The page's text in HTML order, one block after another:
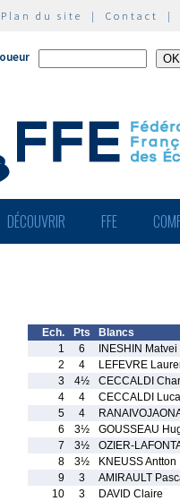
Plan du site | Contact |
DÉCOUVRIR FFE
Ech. Pts Blancs
1
6 INESHIN Matvei
2
4 LEFEVRE
3
4½ CECCALDI
4
4 CECCALDI Luca
5
4
6
3½ GOUSSEAU
7
3½ OZIER-
8
3½ KNEUSS Antton
9
3 AMIRAULT
10
3 DAVID Claire